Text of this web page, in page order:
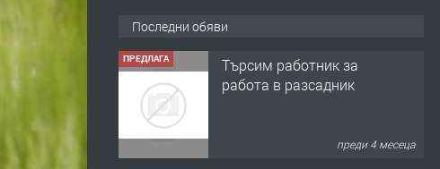
Последни обяви
ПРЕДЛАГА
Търсим работник за
работа в разсадник
преди 4 месеца